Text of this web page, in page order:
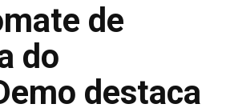
de
do
destaca